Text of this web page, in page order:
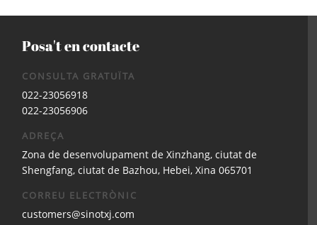
Posa't en contacte
CONSULTA GRATUÏTA
022-23056918
022-23056906
ADREÇA
Zona de desenvolupament de Xinzhang, ciutat de
Shengfang, ciutat de Bazhou, Hebei, Xina 065701
CORREU ELECTRÒNIC
customers@sinotxj.com